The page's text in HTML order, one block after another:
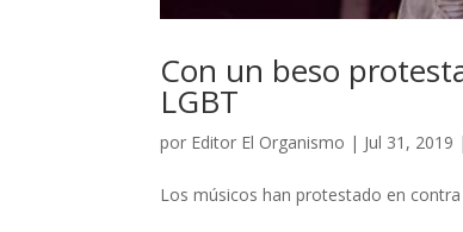
Con un beso
LGBT
por Editor El Organismo | Jul 31, 2019 |
Los músicos han protestado en contra